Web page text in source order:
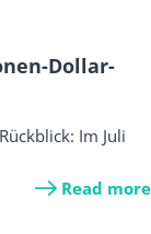
Dollar-
Im Juli
Read more